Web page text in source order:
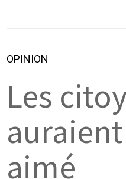
OPINION
Les
aimé